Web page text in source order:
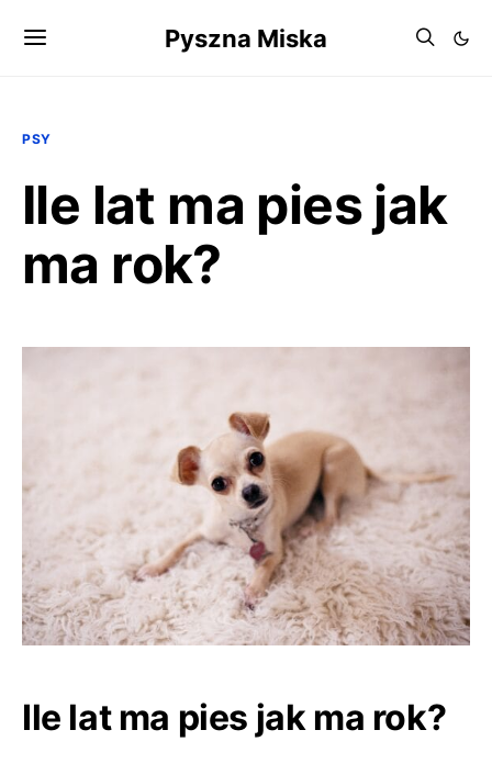
Pyszna Miska
PSY
Ile lat ma pies jak
ma rok?
Ile lat ma pies jak ma rok?